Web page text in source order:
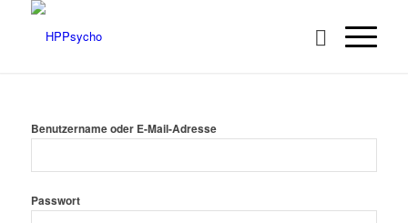
Benutzername oder E-Mail-Adresse
Passwort